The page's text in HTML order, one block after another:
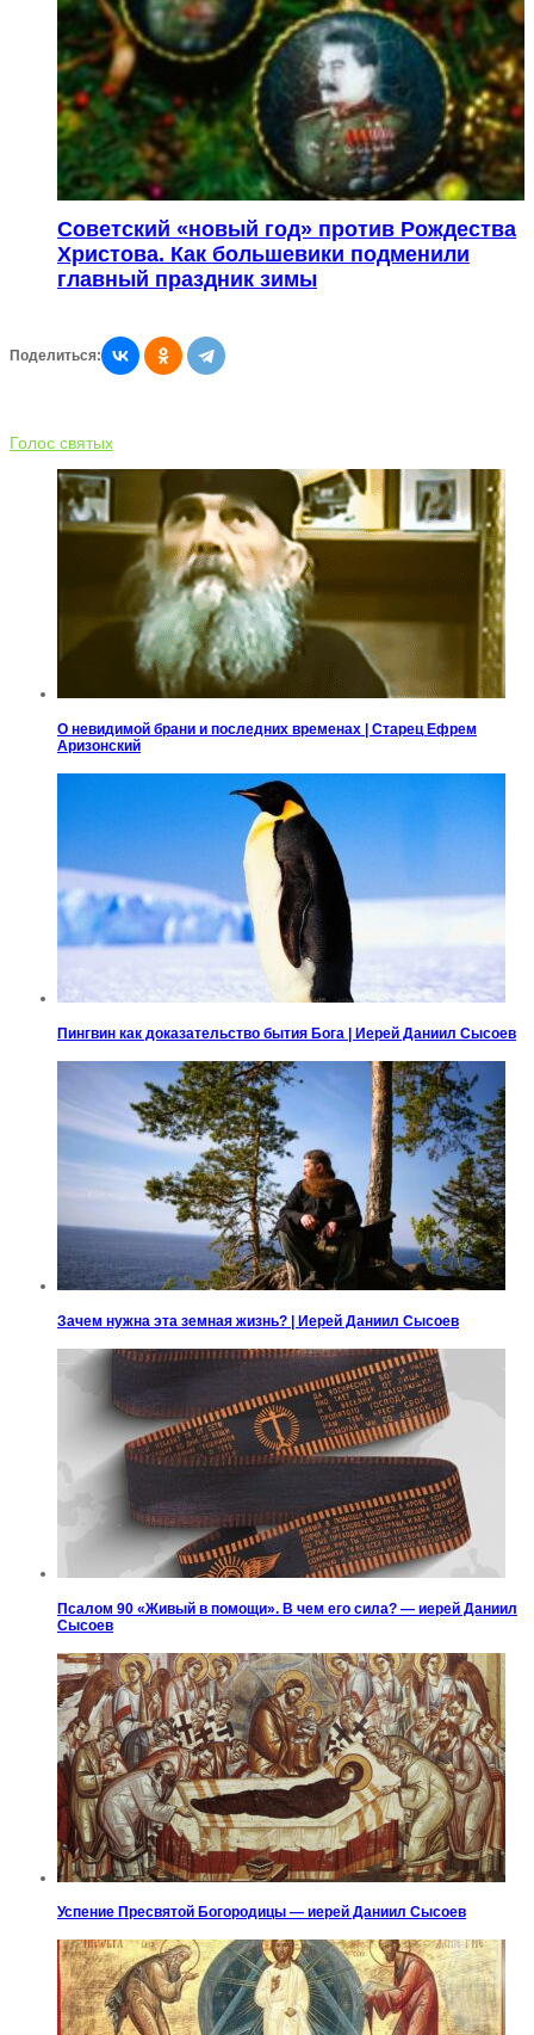
Советский «новый год» против Рождества
Христова. Как большевики подменили
главный праздник зимы
Поделиться:
Голос святых
О невидимой брани и последних временах | Старец Ефрем
Аризонский
Пингвин как доказательство бытия Бога | Иерей Даниил Сысоев
Зачем нужна эта земная жизнь? | Иерей Даниил Сысоев
Псалом 90 «Живый в помощи». В чем его сила? — иерей Даниил
Сысоев
Успение Пресвятой Богородицы — иерей Даниил Сысоев